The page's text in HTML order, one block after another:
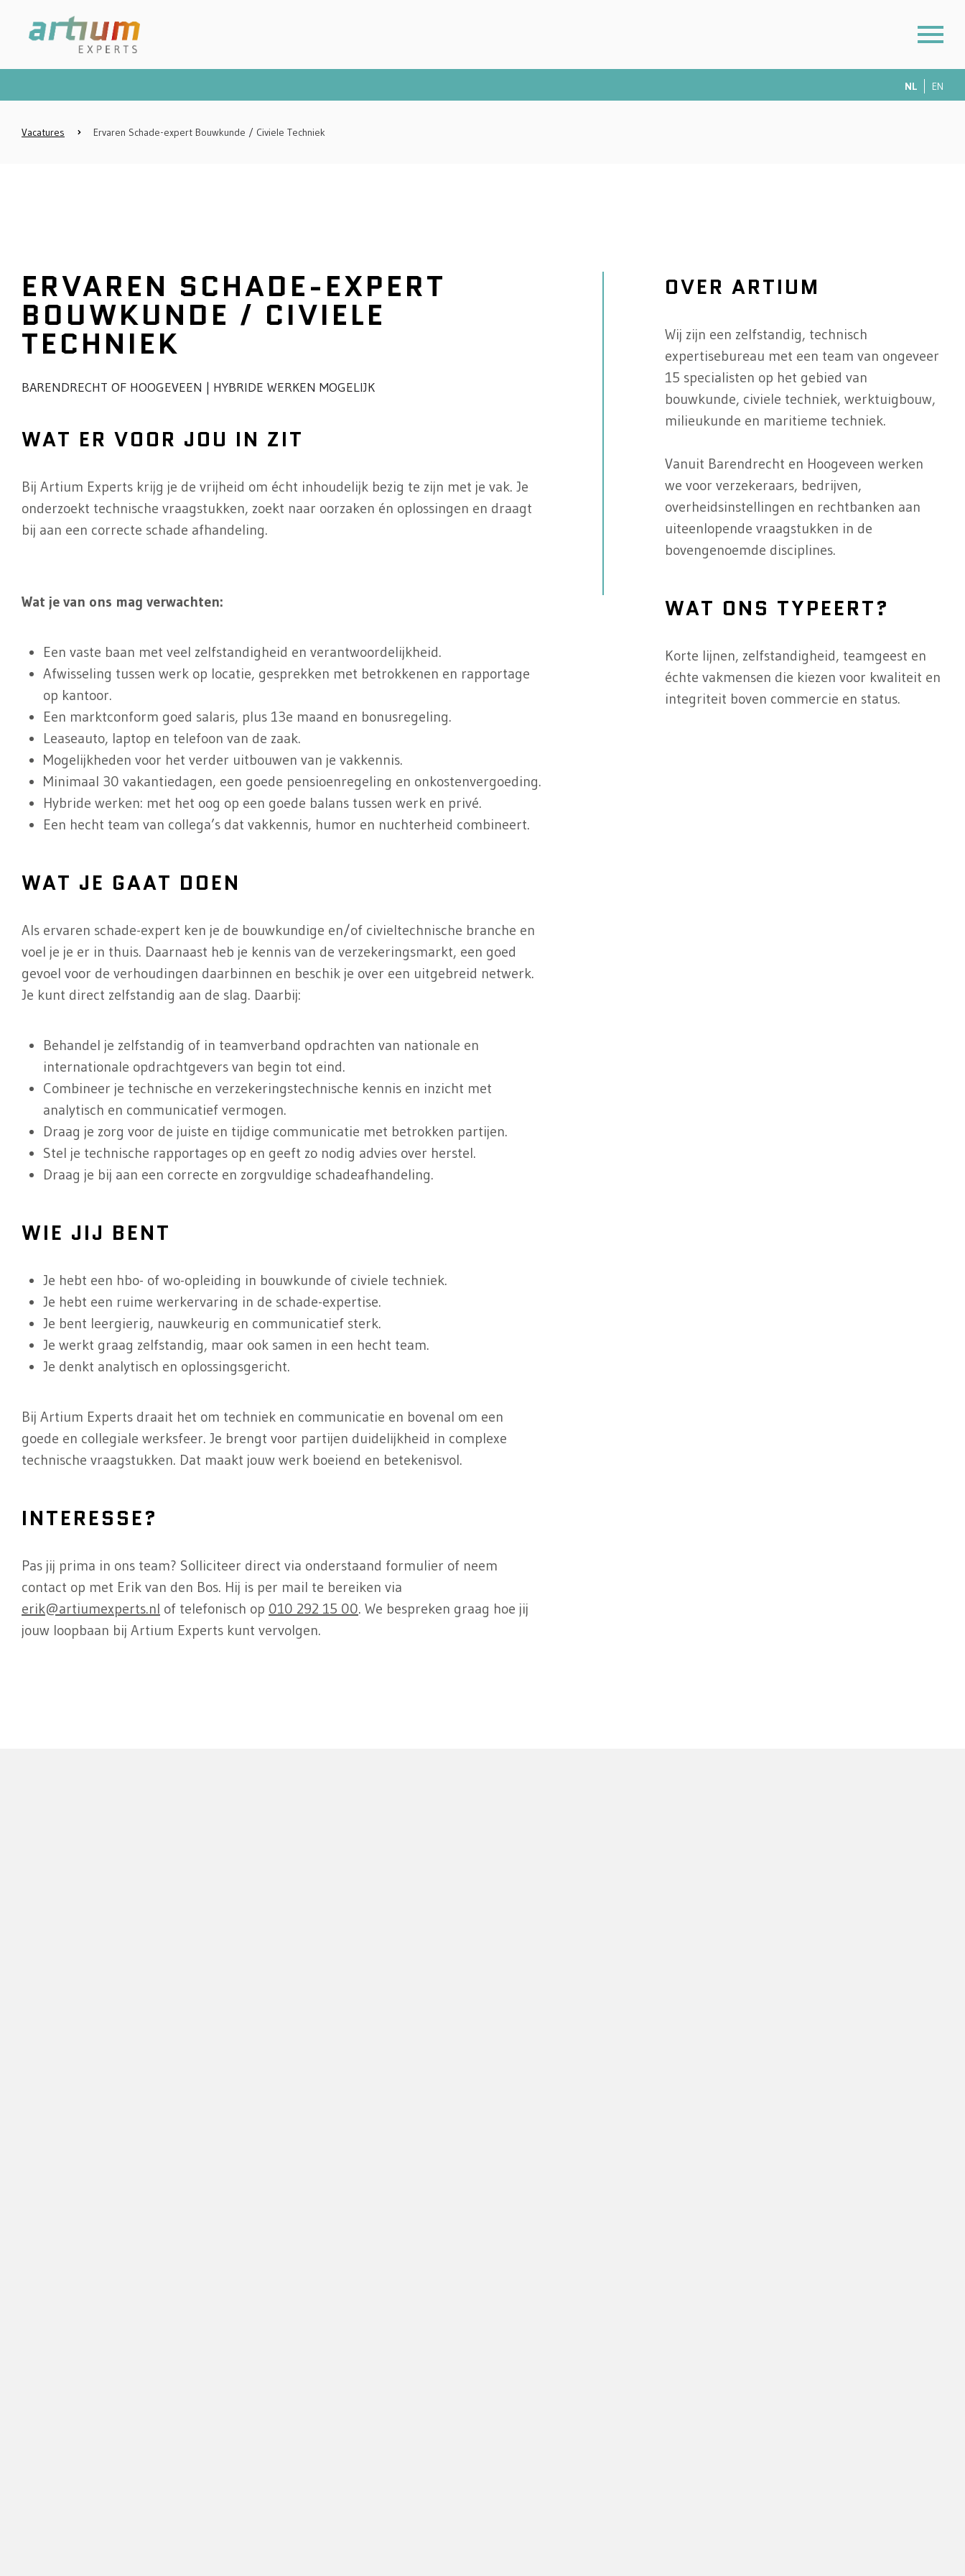
NL EN
Vacatures Ervaren Schade-expert Bouwkunde / Civiele Techniek
ERVAREN SCHADE-EXPERT
BOUWKUNDE / CIVIELE
TECHNIEK
BARENDRECHT OF HOOGEVEEN | HYBRIDE WERKEN MOGELIJK
WAT ER VOOR JOU IN ZIT
Bij Artium Experts krijg je de vrijheid om écht inhoudelijk bezig te zijn met je vak. Je
onderzoekt technische vraagstukken, zoekt naar oorzaken én oplossingen en draagt
bij aan een correcte schade afhandeling.
Wat je van ons mag verwachten:
Een vaste baan met veel zelfstandigheid en verantwoordelijkheid.
Afwisseling tussen werk op locatie, gesprekken met betrokkenen en rapportage
op kantoor.
Een marktconform goed salaris, plus 13e maand en bonusregeling.
Leaseauto, laptop en telefoon van de zaak.
Mogelijkheden voor het verder uitbouwen van je vakkennis.
Minimaal 30 vakantiedagen, een goede pensioenregeling en onkostenvergoeding.
Hybride werken: met het oog op een goede balans tussen werk en privé.
Een hecht team van collega’s dat vakkennis, humor en nuchterheid combineert.
WAT JE GAAT DOEN
Als ervaren schade-expert ken je de bouwkundige en/of civieltechnische branche en
voel je je er in thuis. Daarnaast heb je kennis van de verzekeringsmarkt, een goed
gevoel voor de verhoudingen daarbinnen en beschik je over een uitgebreid netwerk.
Je kunt direct zelfstandig aan de slag. Daarbij:
Behandel je zelfstandig of in teamverband opdrachten van nationale en
internationale opdrachtgevers van begin tot eind.
Combineer je technische en verzekeringstechnische kennis en inzicht met
analytisch en communicatief vermogen.
Draag je zorg voor de juiste en tijdige communicatie met betrokken partijen.
Stel je technische rapportages op en geeft zo nodig advies over herstel.
Draag je bij aan een correcte en zorgvuldige schadeafhandeling.
WIE JIJ BENT
Je hebt een hbo- of wo-opleiding in bouwkunde of civiele techniek.
Je hebt een ruime werkervaring in de schade-expertise.
Je bent leergierig, nauwkeurig en communicatief sterk.
Je werkt graag zelfstandig, maar ook samen in een hecht team.
Je denkt analytisch en oplossingsgericht.
Bij Artium Experts draait het om techniek en communicatie en bovenal om een
goede en collegiale werksfeer. Je brengt voor partijen duidelijkheid in complexe
technische vraagstukken. Dat maakt jouw werk boeiend en betekenisvol.
INTERESSE?
Pas jij prima in ons team? Solliciteer direct via onderstaand formulier of neem
contact op met Erik van den Bos. Hij is per mail te bereiken via
erik@artiumexperts.nl of telefonisch op 010 292 15 00. We bespreken graag hoe jij
jouw loopbaan bij Artium Experts kunt vervolgen.
OVER ARTIUM
Wij zijn een zelfstandig, technisch
expertisebureau met een team van ongeveer
15 specialisten op het gebied van
bouwkunde, civiele techniek, werktuigbouw,
milieukunde en maritieme techniek.
Vanuit Barendrecht en Hoogeveen werken
we voor verzekeraars, bedrijven,
overheidsinstellingen en rechtbanken aan
uiteenlopende vraagstukken in de
bovengenoemde disciplines.
WAT ONS TYPEERT?
Korte lijnen, zelfstandigheid, teamgeest en
échte vakmensen die kiezen voor kwaliteit en
integriteit boven commercie en status.